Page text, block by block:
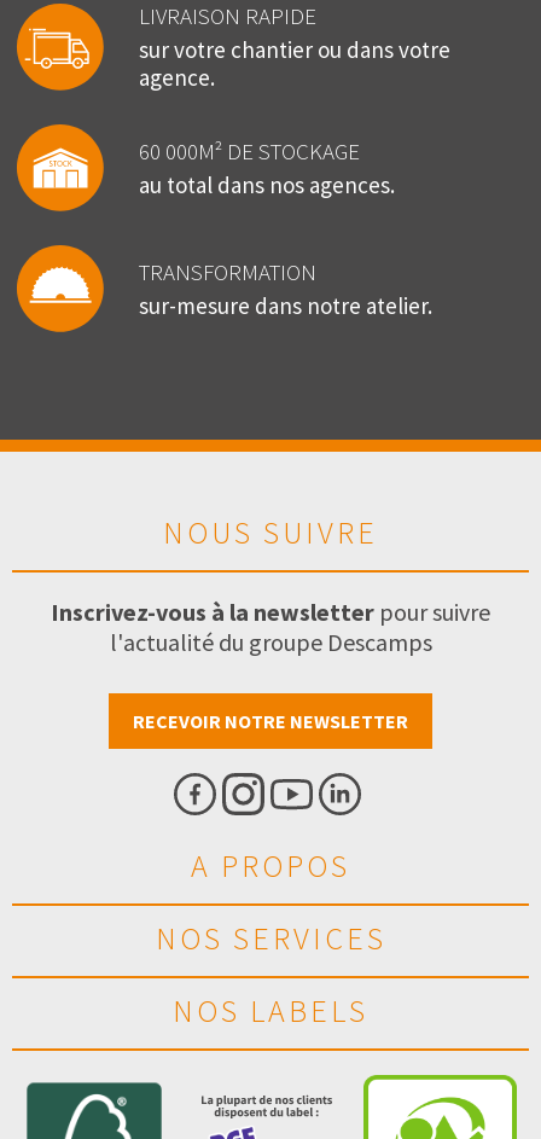
LIVRAISON RAPIDE
sur votre chantier ou dans votre
agence.
60 000M² DE STOCKAGE
au total dans nos agences.
TRANSFORMATION
sur-mesure dans notre atelier.
NOUS SUIVRE
Inscrivez-vous à la newsletter pour suivre
l'actualité du groupe Descamps
RECEVOIR NOTRE NEWSLETTER
A PROPOS
NOS SERVICES
NOS LABELS